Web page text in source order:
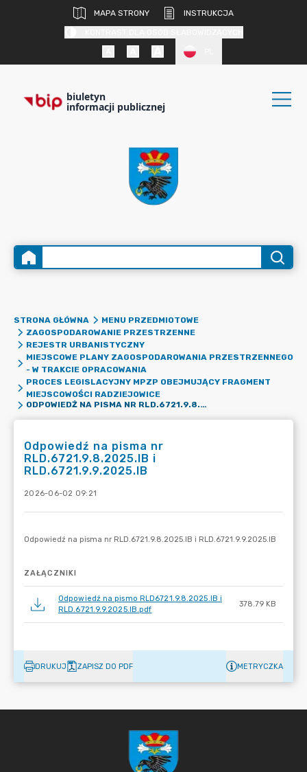
MAPA STRONY
INSTRUKCJA
biuletyn
informacji publicznej
STRONA GŁÓWNA
MENU PRZEDMIOTOWE
ZAGOSPODAROWANIE PRZESTRZENNE
REJESTR URBANISTYCZNY
MIEJSCOWE PLANY ZAGOSPODAROWANIA PRZESTRZENNEGO
- W TRAKCIE OPRACOWANIA
PROCES LEGISLACYJNY MPZP OBEJMUJĄCY FRAGMENT
MIEJSCOWOŚCI RADZIEJOWICE
ODPOWIEDŹ NA PISMA NR RLD.6721.9.8.2025.IB I RLD.6721.9.9.2025.IB
Odpowiedź na pisma nr
RLD.6721.9.8.2025.IB i
RLD.6721.9.9.2025.IB
2026-06-02 09:21
ZAŁĄCZNIKI
Odpowiedź na pismo RLD6721.9.8.2025.IB i
RLD.6721.9.9.2025.IB.pdf
378.79 KB
DRUKUJ ZAPISZ DO PDF METRYCZKA